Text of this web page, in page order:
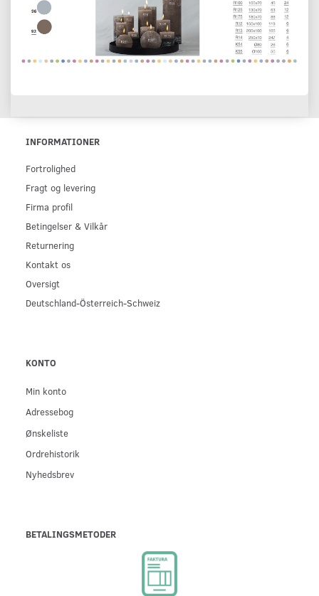
INFORMATIONER
Fortrolighed
Fragt og levering
Firma profil
Betingelser & Vilkår
Returnering
Kontakt os
Oversigt
Deutschland-Österreich-Schweiz
KONTO
Min konto
Adressebog
Ønskeliste
Ordrehistorik
Nyhedsbrev
BETALINGSMETODER